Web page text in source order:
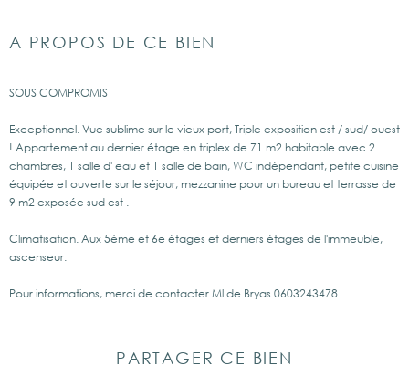
A PROPOS DE CE BIEN
SOUS COMPROMIS
Exceptionnel. Vue sublime sur le vieux port, Triple exposition est / sud/ ouest
! Appartement au dernier étage en triplex de 71 m2 habitable avec 2
chambres, 1 salle d' eau et 1 salle de bain, WC indépendant, petite cuisine
équipée et ouverte sur le séjour, mezzanine pour un bureau et terrasse de
9 m2 exposée sud est .
Climatisation. Aux 5ème et 6e étages et derniers étages de l'immeuble,
ascenseur.
Pour informations, merci de contacter Ml de Bryas 0603243478
PARTAGER CE BIEN